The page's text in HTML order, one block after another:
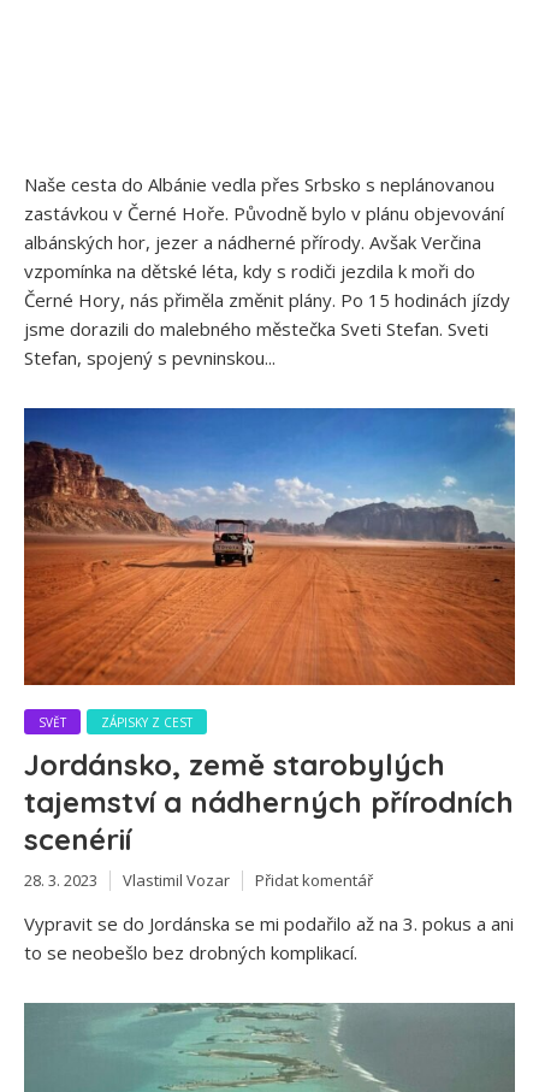
Naše cesta do Albánie vedla přes Srbsko s neplánovanou
zastávkou v Černé Hoře. Původně bylo v plánu objevování
albánských hor, jezer a nádherné přírody. Avšak Verčina
vzpomínka na dětské léta, kdy s rodiči jezdila k moři do
Černé Hory, nás přiměla změnit plány. Po 15 hodinách jízdy
jsme dorazili do malebného městečka Sveti Stefan. Sveti
Stefan, spojený s pevninskou...
SVĚT ZÁPISKY Z CEST
Jordánsko, země starobylých
tajemství a nádherných přírodních
scenérií
28. 3. 2023 Vlastimil Vozar Přidat komentář
Vypravit se do Jordánska se mi podařilo až na 3. pokus a ani
to se neobešlo bez drobných komplikací.